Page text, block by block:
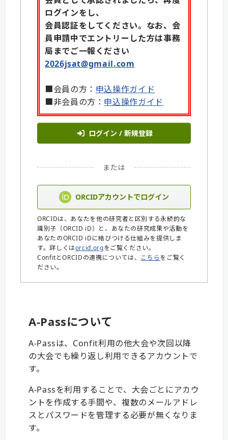
ログインをし、
会員認証をしてください。なお、会
員申請中でエントリーした方は事務
局までご一報ください
2026jsat@gmail.com
■会員の方： 申込操作ガイド
■非会員の方： 申込操作ガイド
ログイン / 新規登録
または
ORCIDアカウントでログイン
ORCIDは、あなたを他の研究者と区別する永続的な
識別子（ORCID iD）と、あなたの研究成果や活動を
あなたのORCID iDに結びつける仕組みを提供しま
す。詳しくはorcid.orgをご覧ください。
ConfitとORCIDの連携については、 こちらをご覧く
ださい。
A-Passについて
A-Passは、Confit利用の他大会や次回以降
の大会でも繰り返し利用できるアカウントで
す。
A-Passを利用することで、大会ごとにアカウ
ントを作成する手間や、複数のメールアドレ
スとパスワードを管理する必要が無くなりま
す。